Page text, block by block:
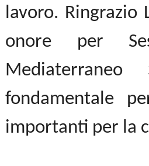
lavoro. Ringrazio
onore per
fondamentale
importanti per la